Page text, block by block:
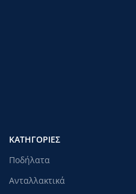
ΚΑΤΗΓΟΡΊΕΣ
Ποδήλατα
Ανταλλακτικά